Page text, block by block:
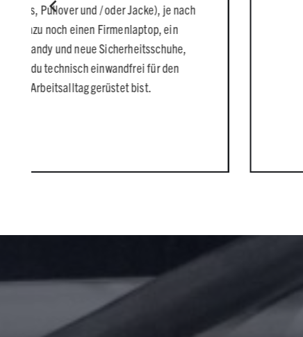
oder Jacke), je nach
ein
für den
bist.